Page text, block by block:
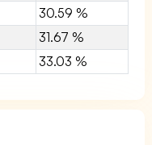
30.59 %
31.67 %
33.03 %